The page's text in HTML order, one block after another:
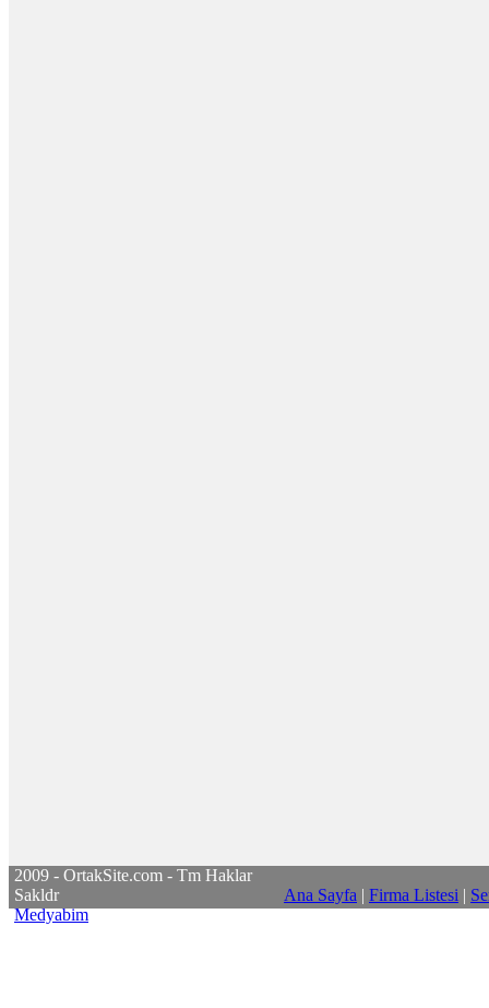
2009 - OrtakSite.com - Tm Haklar
Sakldr
Medyabim
Ana Sayfa | Firma Listesi |